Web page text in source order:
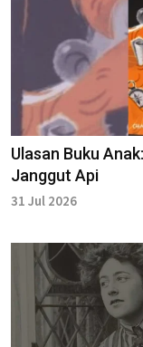
Ulasan Buku
Janggut Api
31 Jul 2026